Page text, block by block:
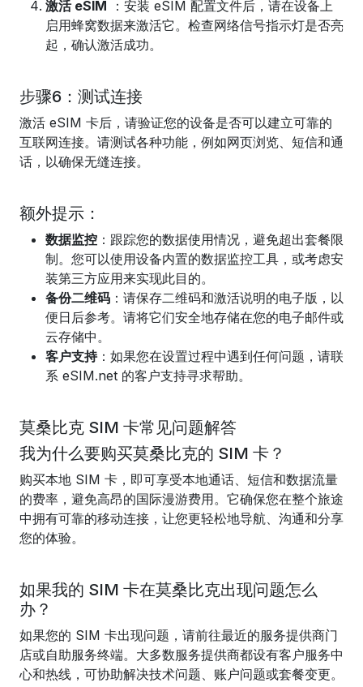
激活 eSIM ：安装 eSIM 配置文件后，请在设备上
启用蜂窝数据来激活它。检查网络信号指示灯是否亮
起，确认激活成功。
步骤6：测试连接
激活 eSIM 卡后，请验证您的设备是否可以建立可靠的
互联网连接。请测试各种功能，例如网页浏览、短信和通
话，以确保无缝连接。
额外提示：
数据监控 ：跟踪您的数据使用情况，避免超出套餐限
制。您可以使用设备内置的数据监控工具，或考虑安
装第三方应用来实现此目的。
备份二维码 ：请保存二维码和激活说明的电子版，以
便日后参考。请将它们安全地存储在您的电子邮件或
云存储中。
客户支持：如果您在设置过程中遇到任何问题，请联
系 eSIM.net 的客户支持寻求帮助。
莫桑比克 SIM 卡常见问题解答
我为什么要购买莫桑比克的 SIM 卡？
购买本地 SIM 卡，即可享受本地通话、短信和数据流量
的费率，避免高昂的国际漫游费用。它确保您在整个旅途
中拥有可靠的移动连接，让您更轻松地导航、沟通和分享
您的体验。
如果我的 SIM 卡在莫桑比克出现问题怎么
办？
如果您的 SIM 卡出现问题，请前往最近的服务提供商门
店或自助服务终端。大多数服务提供商都设有客户服务中
心和热线，可协助解决技术问题、账户问题或套餐变更。